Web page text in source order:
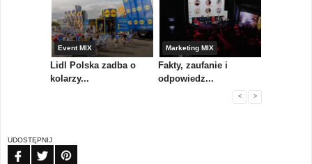
Event MIX
Lidl Polska zadba o
kolarzy...
Marketing MIX
Fakty, zaufanie i
odpowiedz...
< >
UDOSTĘPNIJ